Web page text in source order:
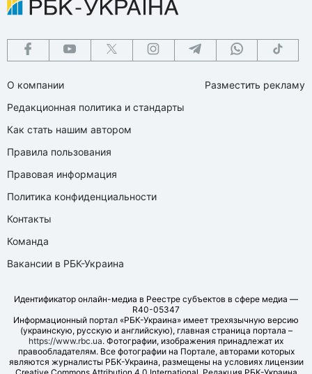
О компании
Редакционная политика и стандарты
Как стать нашим автором
Правила пользования
Правовая информация
Политика конфиденциальности
Контакты
Команда
Вакансии в РБК-Украина
Разместить рекламу
Идентификатор онлайн-медиа в Реестре субъектов в сфере медиа —
R40-05347
Информационный портал «РБК-Украина» имеет трехязычную версию
(украинскую, русскую и английскую), главная страница портала –
https://www.rbc.ua. Фотографии, изображения принадлежат их
правообладателям. Все фотографии на Портале, авторами которых
являются журналисты РБК-Украина, размещены на условиях лицензии